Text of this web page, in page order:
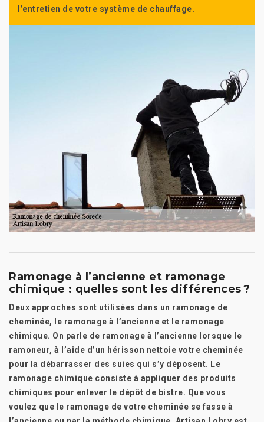
l’entretien de votre système de chauffage.
Ramonage à l’ancienne et ramonage
chimique : quelles sont les différences ?
Deux approches sont utilisées dans un ramonage de
cheminée, le ramonage à l’ancienne et le ramonage
chimique. On parle de ramonage à l’ancienne lorsque le
ramoneur, à l’aide d’un hérisson nettoie votre cheminée
pour la débarrasser des suies qui s’y déposent. Le
ramonage chimique consiste à appliquer des produits
chimiques pour enlever le dépôt de bistre. Que vous
voulez que le ramonage de votre cheminée se fasse à